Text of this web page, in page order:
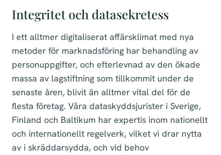
Integritet och datasekretess
I ett alltmer digitaliserat affärsklimat med nya
metoder för marknadsföring har behandling av
personuppgifter, och efterlevnad av den ökade
massa av lagstiftning som tillkommit under de
senaste åren, blivit än alltmer vital del för de
flesta företag. Våra dataskyddsjurister i Sverige,
Finland och Baltikum har expertis inom nationellt
och internationellt regelverk, vilket vi drar nytta
av i skräddarsydda, och vid behov